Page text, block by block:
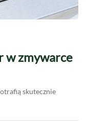
w zmywarce
skutecznie